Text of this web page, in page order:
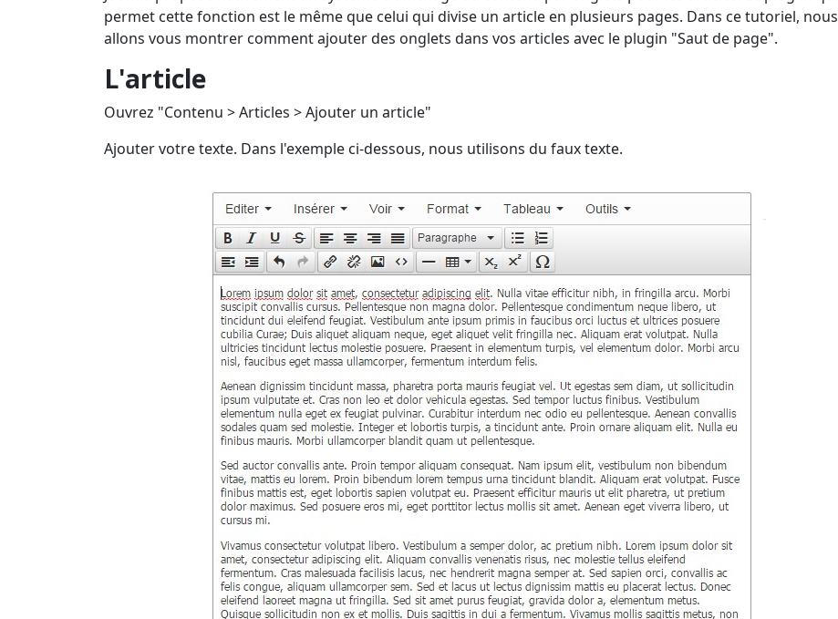
permet cette fonction est le même que celui qui divise un article en plusieurs pages. Dans ce tutoriel, nous
allons vous montrer comment ajouter des onglets dans vos articles avec le plugin "Saut de page".
L'article
Ouvrez "Contenu > Articles > Ajouter un article"
Ajouter votre texte. Dans l'exemple ci-dessous, nous utilisons du faux texte.